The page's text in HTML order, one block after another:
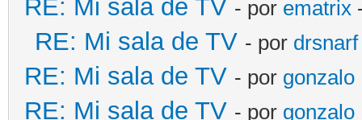
RE: Mi sala de TV - por ematrix
RE: Mi sala de TV - por drsnarf
RE: Mi sala de TV - por gonzalo
RE: Mi sala de TV - por gonzalo